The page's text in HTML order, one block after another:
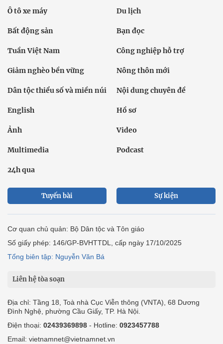
Ô tô xe máy Du lịch
Bất động sản Bạn đọc
Tuần Việt Nam Công nghiệp hỗ trợ
Giảm nghèo bền vững Nông thôn mới
Dân tộc thiểu số và miền núi Nội dung chuyên đề
English Hồ sơ
Ảnh Video
Multimedia Podcast
24h qua
Tuyến bài Sự kiện
Cơ quan chủ quản: Bộ Dân tộc và Tôn giáo
Số giấy phép: 146/GP-BVHTTDL, cấp ngày 17/10/2025
Tổng biên tập: Nguyễn Văn Bá
Liên hệ tòa soạn
Địa chỉ: Tầng 18, Toà nhà Cục Viễn thông (VNTA), 68 Dương
Đình Nghệ, phường Cầu Giấy, TP. Hà Nội.
Điện thoại: 02439369898 - Hotline: 0923457788
Email: vietnamnet@vietnamnet.vn